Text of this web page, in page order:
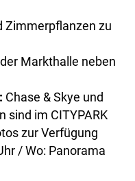
Zimmerpflanzen zu
Markthalle neben
Chase & Skye und
sind im CITYPARK
zur Verfügung
/ Wo: Panorama